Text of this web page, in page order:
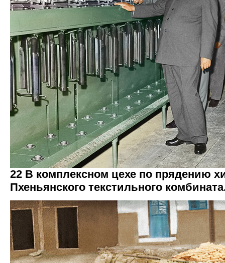
22 В комплексном цехе по прядению
Пхеньянского текстильного